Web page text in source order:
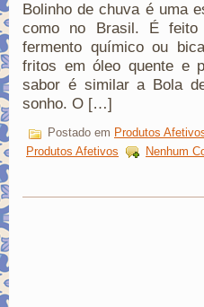
Bolinho de chuva é uma
como no Brasil. É
fermento químico ou
fritos em óleo quente e
sabor é similar a Bola
sonho. O […]
Postado em Produtos
Produtos Afetivos
Nenhum